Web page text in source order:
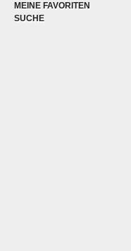
MEINE FAVORITEN
SUCHE